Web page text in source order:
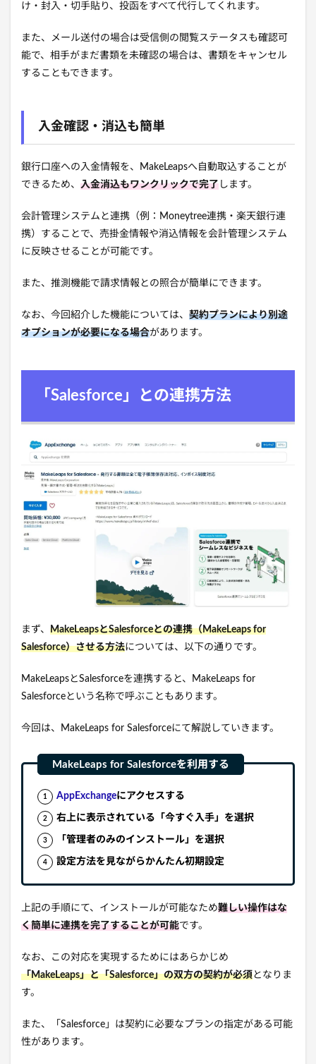
け・封入・切手貼り、投函をすべて代行してくれます。
また、メール送付の場合は受信側の閲覧ステータスも確認可
能で、相手がまだ書類を未確認の場合は、書類をキャンセル
することもできます。
入金確認・消込も簡単
銀行口座への入金情報を、MakeLeapsへ自動取込することが
できるため、 入金消込もワンクリックで完了 します。
会計管理システムと連携（例：Moneytree連携・楽天銀行連
携）することで、売掛金情報や消込情報を会計管理システム
に反映させることが可能です。
また、 推測機能で請求情報との照合が簡単にできます。
なお、今回紹介した機能については、 契約プランにより別途
オプションが必要になる場合があります。
「Salesforce」との連携方法
まず、 MakeLeapsとSalesforceとの連携（MakeLeaps for
Salesforce）させる方法については、以下の通りです。
MakeLeapsとSalesforceを連携すると、MakeLeaps for
Salesforceという名称で呼ぶこともあります。
今回は、MakeLeaps for Salesforceにて解説していきます。
AppExchangeにアクセスする
右上に表示されている「今すぐ入手」を選択
「管理者のみのインストール」を選択
設定方法を見ながらかんたん初期設定
上記の手順にて、インストールが可能なため難しい操作はな
く簡単に連携を完了することが可能です。
なお、この対応を実現するためにはあらかじめ
「MakeLeaps」と「Salesforce」の双方の契約が必須となりま
す。
また、「Salesforce」は契約に必要なプランの指定がある可能
性があります。